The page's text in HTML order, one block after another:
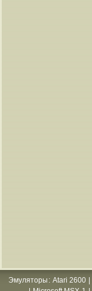
Эмуляторы : Atari 2600